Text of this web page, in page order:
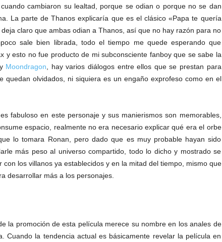
cambiaron su lealtad, porque se odian o porque no se dan
La parte de Thanos explicaría que es el clásico «Papa te quería
claro que ambas odian a Thanos, así que no hay razón para no
sale bien librada, todo el tiempo me quede esperando que
y esto no fue producto de mi subconsciente fanboy que se sabe la
Moondragon, hay varios diálogos entre ellos que se prestan para
quedan olvidados, ni siquiera es un engaño exprofeso como en el
fabuloso en este personaje y sus manierismos son memorables,
espacio, realmente no era necesario explicar qué era el orbe
lo tomara Ronan, pero dado que es muy probable hayan sido
más peso al universo compartido, todo lo dicho y mostrado se
los villanos ya establecidos y en la mitad del tiempo, mismo que
desarrollar más a los personajes.
la promoción de esta película merece su nombre en los anales de
Cuando la tendencia actual es básicamente revelar la película en